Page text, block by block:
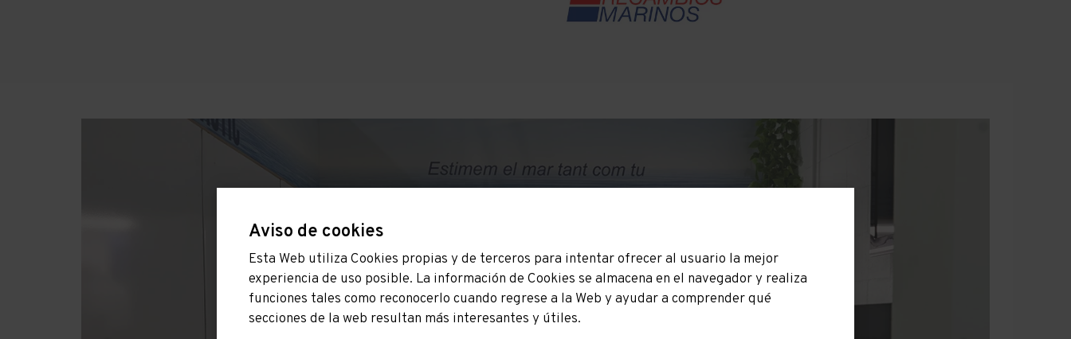
Aviso de cookies
Esta Web utiliza Cookies propias y de terceros para intentar ofrecer al usuario la mejor
experiencia de uso posible. La información de Cookies se almacena en el navegador y realiza
funciones tales como reconocerlo cuando regrese a la Web y ayudar a comprender qué
secciones de la web resultan más interesantes y útiles.